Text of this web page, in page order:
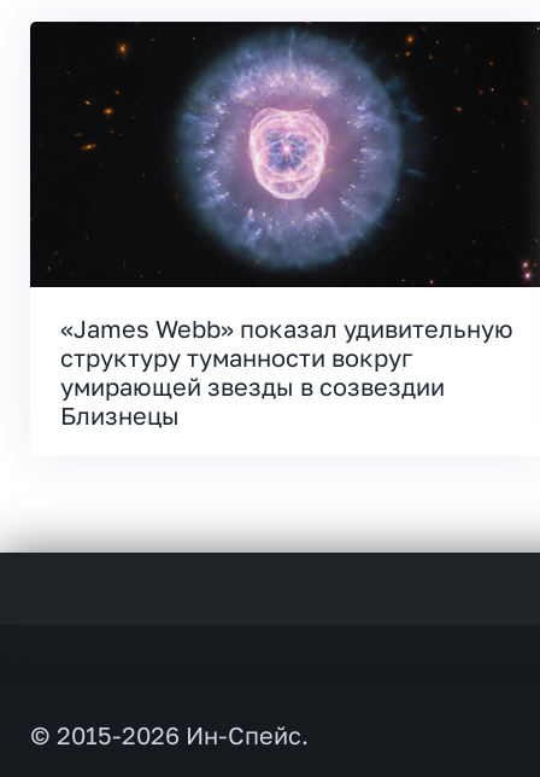
«James Webb» показал удивительную
структуру туманности вокруг
умирающей звезды в созвездии
Близнецы
© 2015-2026 Ин-Спейс.